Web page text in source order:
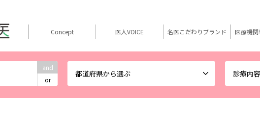
and
or
都道府県から選ぶ 診療内
Concept 医人VOICE 名医こだわりブランド 医療機